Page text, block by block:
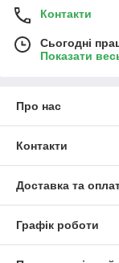
Контакти
Сьогодні
Показати
Про нас
Контакти
Доставка та
Графік роботи